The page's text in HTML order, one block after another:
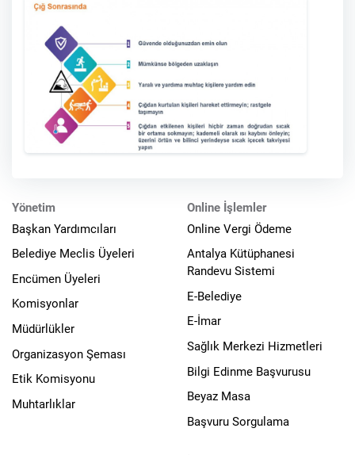
Yönetim
Başkan Yardımcıları
Belediye Meclis Üyeleri
Encümen Üyeleri
Komisyonlar
Müdürlükler
Organizasyon Şeması
Etik Komisyonu
Muhtarlıklar
Online İşlemler
Online Vergi Ödeme
Antalya Kütüphanesi
Randevu Sistemi
E-Belediye
E-İmar
Sağlık Merkezi Hizmetleri
Bilgi Edinme Başvurusu
Beyaz Masa
Başvuru Sorgulama